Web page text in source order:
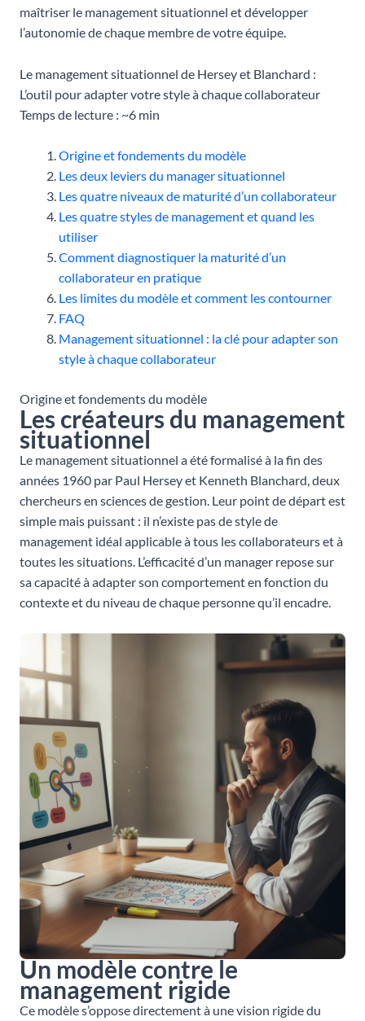
maîtriser le management situationnel et développer
l’autonomie de chaque membre de votre équipe.
Le management situationnel de Hersey et Blanchard :
L’outil pour adapter votre style à chaque collaborateur
Temps de lecture : ~6 min
Origine et fondements du modèle
Les deux leviers du manager situationnel
Les quatre niveaux de maturité d’un collaborateur
Les quatre styles de management et quand les
utiliser
Comment diagnostiquer la maturité d’un
collaborateur en pratique
Les limites du modèle et comment les contourner
FAQ
Management situationnel : la clé pour adapter son
style à chaque collaborateur
Origine et fondements du modèle
Les créateurs du management
situationnel
Le management situationnel a été formalisé à la fin des
années 1960 par Paul Hersey et Kenneth Blanchard, deux
chercheurs en sciences de gestion. Leur point de départ est
simple mais puissant : il n’existe pas de style de
management idéal applicable à tous les collaborateurs et à
toutes les situations. L’efficacité d’un manager repose sur
sa capacité à adapter son comportement en fonction du
contexte et du niveau de chaque personne qu’il encadre.
Un modèle contre le
management rigide
Ce modèle s’oppose directement à une vision rigide du